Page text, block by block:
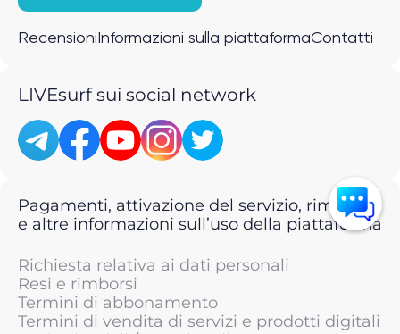
Recensioni Informazioni sulla piattaformaContatti
LIVEsurf sui social network
Pagamenti, attivazione del servizio, rimborsi
e altre informazioni sull’uso della piattaforma
Richiesta relativa ai dati personali
Resi e rimborsi
Termini di abbonamento
Termini di vendita di servizi e prodotti digitali